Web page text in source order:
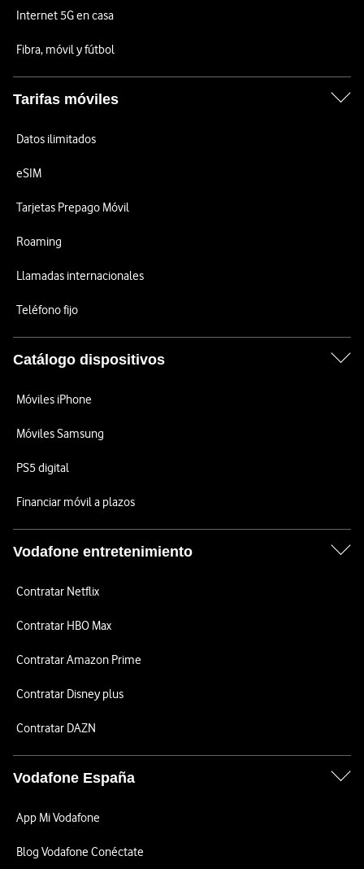
Internet 5G en casa
Fibra, móvil y fútbol
Tarifas móviles
Datos ilimitados
eSIM
Tarjetas Prepago Móvil
Roaming
Llamadas internacionales
Teléfono fijo
Catálogo dispositivos
Móviles iPhone
Móviles Samsung
PS5 digital
Financiar móvil a plazos
Vodafone entretenimiento
Contratar Netflix
Contratar HBO Max
Contratar Amazon Prime
Contratar Disney plus
Contratar DAZN
Vodafone España
App Mi Vodafone
Blog Vodafone Conéctate